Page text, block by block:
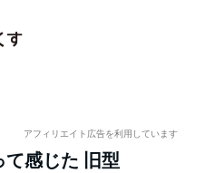
アフィリエイト広告を利用しています
感じた 旧型